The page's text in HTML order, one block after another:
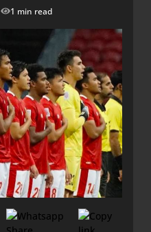
1 min read